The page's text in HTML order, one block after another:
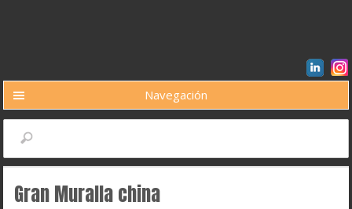
Navegación
Buscar
Gran Muralla china